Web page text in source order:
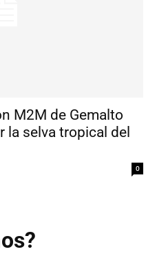
M2M de Gemalto
la selva tropical del
0